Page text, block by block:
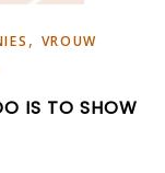
, VROUW
IS TO SHOW